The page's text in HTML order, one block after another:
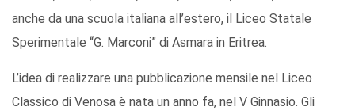
anche da una scuola italiana all’estero, il Liceo Statale
Sperimentale “G. Marconi” di Asmara in Eritrea.
L’idea di realizzare una pubblicazione mensile nel Liceo
Classico di Venosa è nata un anno fa, nel V Ginnasio. Gli